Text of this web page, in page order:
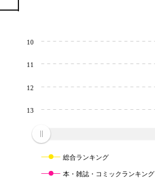
10
11
12
13
総合ランキング
本・雑誌・コミックランキング